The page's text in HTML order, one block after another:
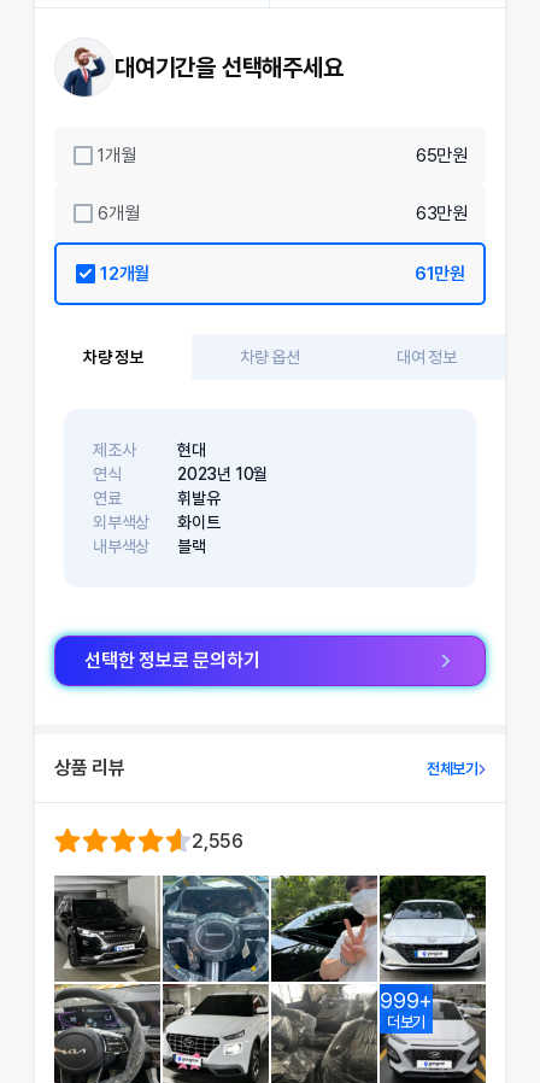
대여기간을 선택해주세요
1개월 65만원
6개월 63만원
12개월 61만원
차량 정보 차량 옵션 대여 정보
제조사
현대
연식
2023년 10월
연료
휘발유
외부색상
화이트
내부색상
블랙
선택한 정보로 문의하기
상품 리뷰 전체보기
2,556
999+
더보기